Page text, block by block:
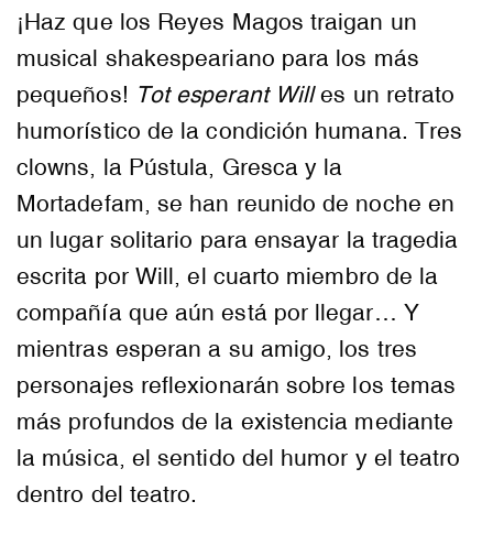
¡Haz que los Reyes Magos traigan un
musical shakespeariano para los más
pequeños! Tot esperant Willes un retrato
humorístico de la condición humana. Tres
clowns, la Pústula, Gresca y la
Mortadefam , se han reunido de noche en
un lugar solitario para ensayar la tragedia
escrita por Will , el cuarto miembro de la
compañía que aún está por llegar… Y
mientras esperan a su amigo, los tres
personajes reflexionarán sobre los temas
más profundos de la existencia mediante
la música, el sentido del humor y el teatro
dentro del teatro.